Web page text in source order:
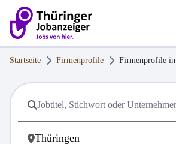
Startseite Firmenprofile Firmenprofile in